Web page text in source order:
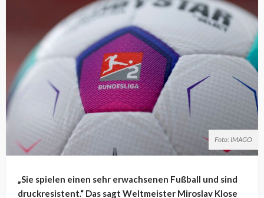
Foto: IMAGO
„Sie spielen einen sehr erwachsenen Fußball und sind
druckresistent.“ Das sagt Weltmeister Miroslav Klose